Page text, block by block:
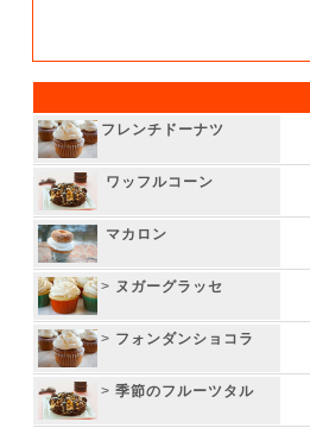
フレンチドーナツ
ワッフルコーン
マカロン
> ヌガーグラッセ
> フォンダンショコラ
> 季節のフルーツタル